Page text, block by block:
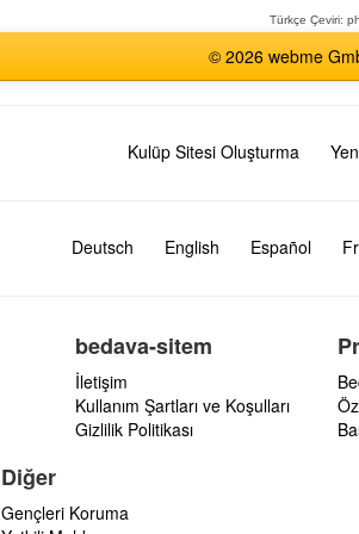
Türkçe Çeviri:
© 2026 webme
Kulüp Sitesi Oluşturma
Deutsch English Español
bedava-sitem
İletişim
Kullanım Şartları ve Koşulları
Gizlilik Politikası
Diğer
Gençleri Koruma